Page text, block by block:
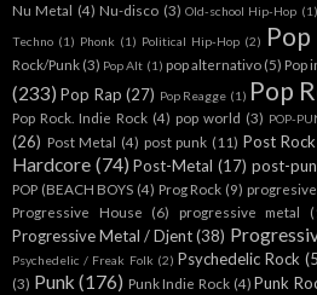
Nu Metal (4) Nu-disco (3) Old-school Hip-Hop (1)
Techno (1) Phonk (1) Political Hip-Hop (2) Pop
Rock/Punk (3) Pop Alt (1) pop alternativo (5) Pop
(233) Pop Rap (27) Pop Reagge (1) Pop
Pop Rock. Indie Rock (4) pop world (3) POP-
(26) Post Metal (4) post punk (11) Post Rock
Hardcore (74) Post-Metal (17) post-
POP (BEACH BOYS (4) Prog Rock (9)
Progressive House (6) progressive metal
Progressive Metal / Djent (38)
Psychedelic / Freak Folk (2) Psychedelic Rock
(3) Punk (176) Punk Indie Rock (4) Punk